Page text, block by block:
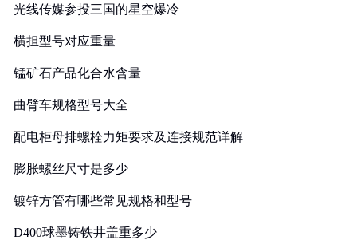
光线传媒参投三国的星空爆冷
横担型号对应重量
锰矿石产品化合水含量
曲臂车规格型号大全
配电柜母排螺栓力矩要求及连接规范详解
膨胀螺丝尺寸是多少
镀锌方管有哪些常见规格和型号
D400球墨铸铁井盖重多少